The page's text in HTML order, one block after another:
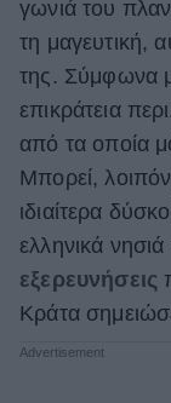
γωνιά του
τη μαγευτική,
της. Σύμφωνα
επικράτεια
από τα οποία
Μπορεί,
ιδιαίτερα
ελληνικά
εξερευνήσεις
Κράτα